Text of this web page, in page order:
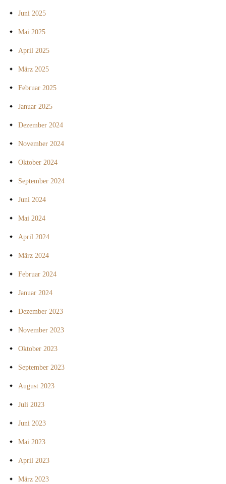
Juni 2025
Mai 2025
April 2025
März 2025
Februar 2025
Januar 2025
Dezember 2024
November 2024
Oktober 2024
September 2024
Juni 2024
Mai 2024
April 2024
März 2024
Februar 2024
Januar 2024
Dezember 2023
November 2023
Oktober 2023
September 2023
August 2023
Juli 2023
Juni 2023
Mai 2023
April 2023
März 2023